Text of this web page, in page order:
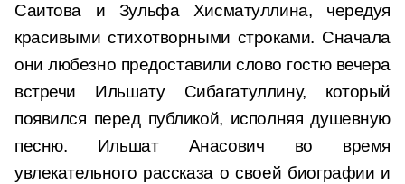
Саитова и Зульфа Хисматуллина, чередуя
красивыми стихотворными строками. Сначала
они любезно предоставили слово гостю вечера
встречи Ильшату Сибагатуллину, который
появился перед публикой, исполняя душевную
песню. Ильшат Анасович во время
увлекательного рассказа о своей биографии и